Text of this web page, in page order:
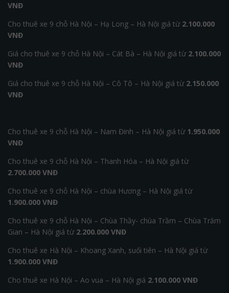
VNĐ
Cho thuê xe 9 chỗ Hà Nội – Hạ Long – Hà Nội giá từ 2.100.000
VNĐ
Giá cho thuê xe 9 chỗ Hà Nội – Cát Bà – Hà Nội giá từ 2.100.000
VNĐ
Giá cho thuê xe 9 chỗ Hà Nội – Cô Tô – Hà Nội giá từ 2.150.000
VNĐ
Cho thuê xe 9 chỗ Hà Nội – Nam Đinh – Hà Nội giá từ 1.950.000
VNĐ
Cho thuê xe 9 chỗ Hà Nội – Thanh Hóa – Hà Nội giá từ
2.700.000 VNĐ
Cho thuê xe 9 chỗ Hà Nội – chùa Hương – Hà Nội giá từ
1.900.000 VNĐ
Cho thuê xe 9 chỗ Hà Nội – Chùa Thầy- chùa Trầm – Chùa Trăm
Gian – Hà Nội giá từ 2.200.000 VNĐ
Cho thuê xe Hà Nội – Khoang Xanh, suối tiên – Hà Nội giá từ
1.900.000 VNĐ
Cho thuê xe Hà Nội – Ao vua – Hà Nội giá 2.100.000 VNĐ